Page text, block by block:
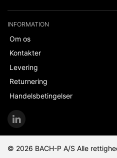
INFORMATION
Om os
Kontakter
Levering
Returnering
Handelsbetingelser
© 2026 BACH-P A/S Alle